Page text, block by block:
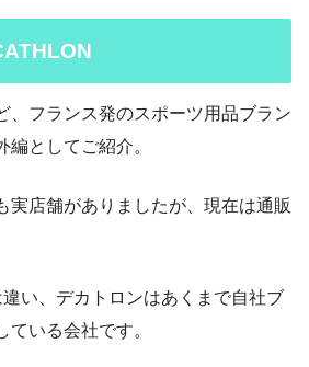
、フランス発のスポーツ用品ブラン
編としてご紹介。
実店舗がありましたが、現在は通販
い、デカトロンはあくまで自社ブ
ている会社です。